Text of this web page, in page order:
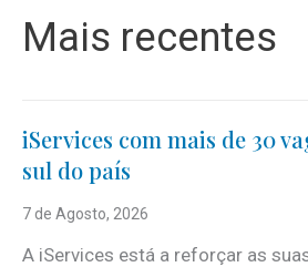
Mais recentes
iServices com mais de 30
sul do país
7 de Agosto, 2026
A iServices está a reforçar as